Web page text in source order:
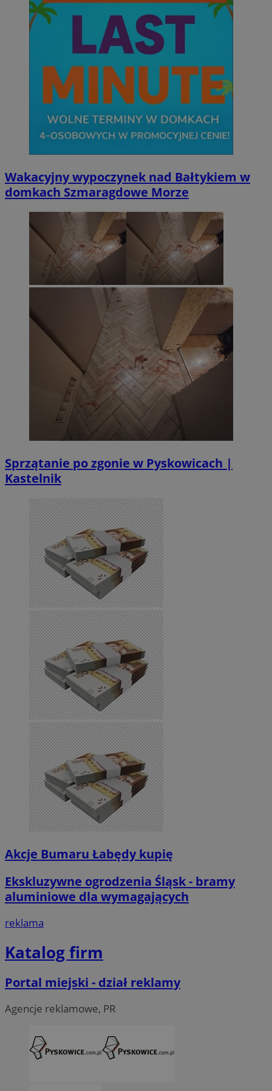
Wakacyjny wypoczynek nad Bałtykiem w
domkach Szmaragdowe Morze
Sprzątanie po zgonie w Pyskowicach |
Kastelnik
Akcje Bumaru Łabędy kupię
Ekskluzywne ogrodzenia Śląsk - bramy
aluminiowe dla wymagających
reklama
Katalog firm
Portal miejski - dział reklamy
Agencje reklamowe, PR